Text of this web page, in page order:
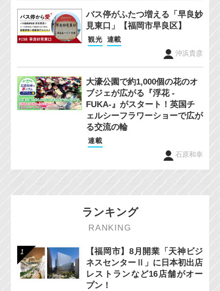
バス停がふたつ増える「早良妙
見東口」【福岡市早良区】
観光
連載
沖浜貴彦
大濠公園で約1,000個の花のオ
ブジェが広がる『浮花 -
FUKA-』がスタート！英国チ
ェルシーフラワーショーで広が
る交流の輪
連載
石原和幸
ランキング
RANKING
【福岡市】8月開業「天神ビジ
ネスセンターⅡ」に日本初出店
レストランなど16店舗がオー
プン！